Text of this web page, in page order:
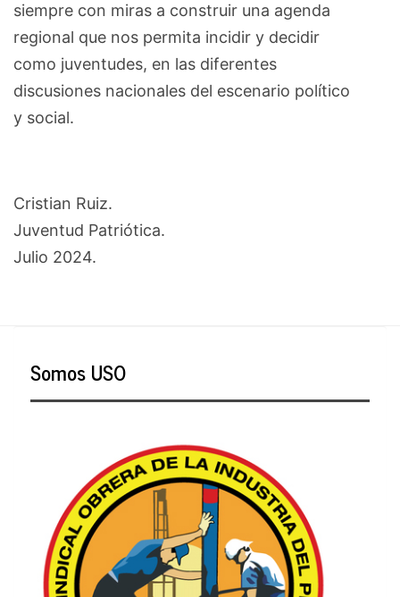
siempre con miras a construir una agenda
regional que nos permita incidir y decidir
como juventudes, en las diferentes
discusiones nacionales del escenario político
y social.
Cristian Ruiz.
Juventud Patriótica.
Julio 2024.
Somos USO